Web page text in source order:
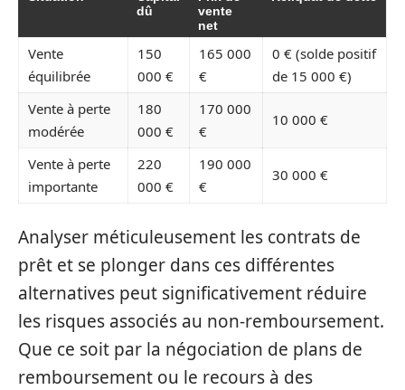
dû
vente
net
Vente
équilibrée
150
000 €
165 000
€
0 € (solde positif
de 15 000 €)
Vente à perte
modérée
180
000 €
170 000
€
10 000 €
Vente à perte
importante
220
000 €
190 000
€
30 000 €
Analyser méticuleusement les contrats de
prêt et se plonger dans ces différentes
alternatives peut significativement réduire
les risques associés au non-remboursement.
Que ce soit par la négociation de plans de
remboursement ou le recours à des